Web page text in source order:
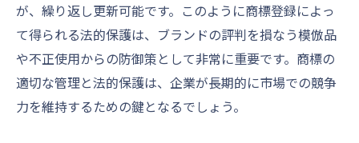
が、繰り返し更新可能です。このように商標登録によっ
て得られる法的保護は、ブランドの評判を損なう模倣品
や不正使用からの防御策として非常に重要です。商標の
適切な管理と法的保護は、企業が長期的に市場での競争
力を維持するための鍵となるでしょう。